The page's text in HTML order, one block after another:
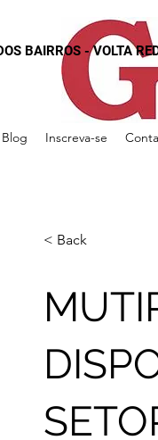
BAIRROS - VOLTA
Blog Inscreva-se
< Back